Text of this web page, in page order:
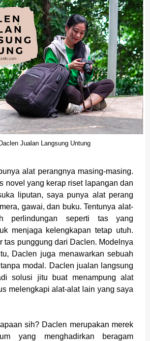
Daclen Jualan Langsung Untung
alat perangnya masing-masing.
novel yang kerap riset lapangan dan
liputan, saya punya alat perang
gawai, dan buku. Tentunya alat-
perlindungan seperti tas yang
menjaga kelengkapan tetap utuh.
tas punggung dari Daclen. Modelnya
Daclen juga menawarkan sebuah
modal. Daclen jualan langsung
solusi jitu buat menampung alat
melengkapi alat-alat lain yang saya
sih? Daclen merupakan merek
yang menghadirkan beragam